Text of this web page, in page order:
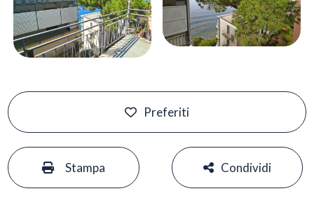
Preferiti
Stampa Condividi